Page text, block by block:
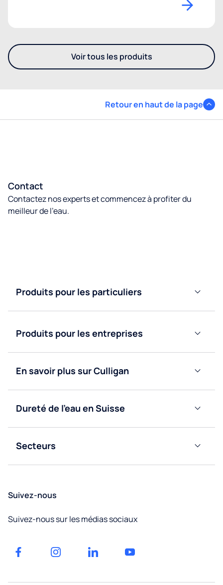
Voir tous les produits- Découvrez les autres
Retour en haut de la page
Contact
Contactez nos experts et commencez à profiter du
meilleur de l’eau.
Produits pour les particuliers
Adoucisseurs
Purificateurs
à eau
réseau
Fontaines
bonbonne
Produits pour les entreprises
Fontaines
bonbonne
Fontaines
réseau
En savoir plus sur Culligan
Blog
Nous
contacter
Obtenir
devis
Dureté de l’eau en Suisse
Valais
Vaud
Genève
Secteurs
Bureaux
Facilities
Gyms
Suivez-nous
Suivez-nous sur les médias sociaux